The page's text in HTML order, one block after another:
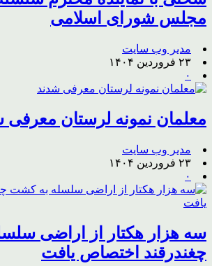
مجلس شورای اسلامی
مدیر وب سایت
۲۳ فروردین ۱۴۰۴
۰
معلمان نمونه لرستان معرفی
مدیر وب سایت
۲۳ فروردین ۱۴۰۴
۰
سه هزار هکتار از اراضی
چغندرقند اختصاص یافت